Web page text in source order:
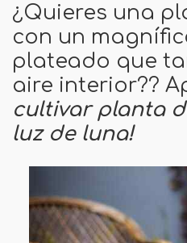
¿Quieres una
con un
plateado que
aire interior??
cultivar planta
luz de luna!